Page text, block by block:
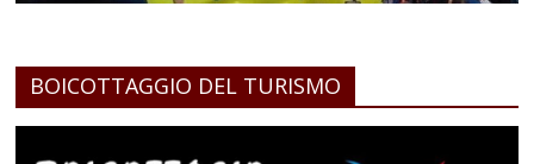
BOICOTTAGGIO DEL TURISMO